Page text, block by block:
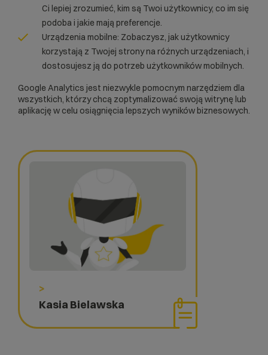
>
Kasia Bielawska
Ci lepiej zrozumieć, kim są Twoi użytkownicy, co im się
podoba i jakie mają preferencje.
Urządzenia mobilne: Zobaczysz, jak użytkownicy
korzystają z Twojej strony na różnych urządzeniach, i
dostosujesz ją do potrzeb użytkowników mobilnych.
Google Analytics jest niezwykle pomocnym narzędziem dla
wszystkich, którzy chcą zoptymalizować swoją witrynę lub
aplikację w celu osiągnięcia lepszych wyników biznesowych.